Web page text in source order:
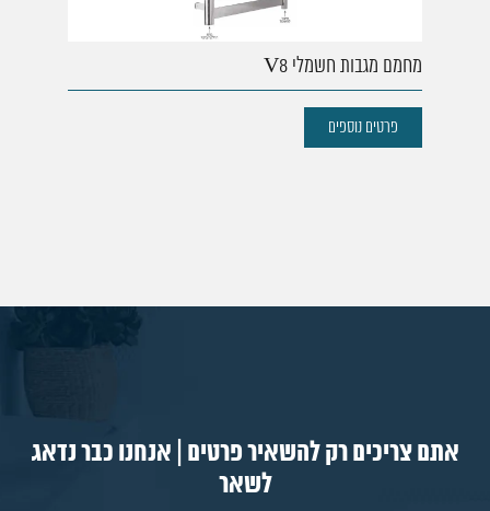
מחמם מגבות חשמלי V8
פרטים נוספים
אתם צריכים רק להשאיר פרטים | אנחנו כבר נדאג
לשאר